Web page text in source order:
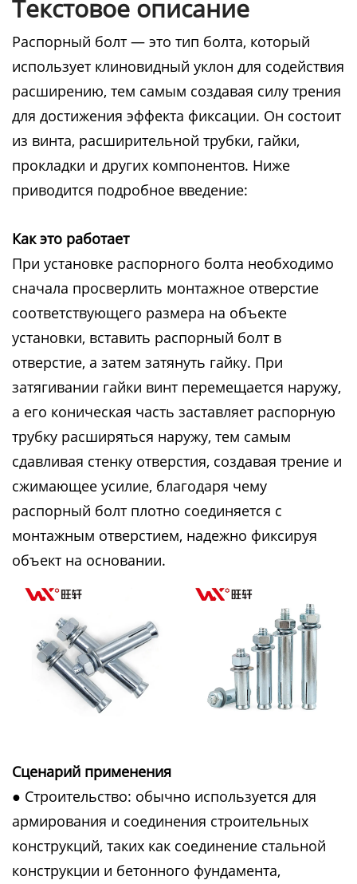
Текстовое описание
Распорный болт — это тип болта, который
использует клиновидный уклон для содействия
расширению, тем самым создавая силу трения
для достижения эффекта фиксации. Он состоит
из винта, расширительной трубки, гайки,
прокладки и других компонентов. Ниже
приводится подробное введение:
Как это работает
При установке распорного болта необходимо
сначала просверлить монтажное отверстие
соответствующего размера на объекте
установки, вставить распорный болт в
отверстие, а затем затянуть гайку. При
затягивании гайки винт перемещается наружу,
а его коническая часть заставляет распорную
трубку расширяться наружу, тем самым
сдавливая стенку отверстия, создавая трение и
сжимающее усилие, благодаря чему
распорный болт плотно соединяется с
монтажным отверстием, надежно фиксируя
объект на основании.
Сценарий применения
● Строительство: обычно используется для
армирования и соединения строительных
конструкций, таких как соединение стальной
конструкции и бетонного фундамента,